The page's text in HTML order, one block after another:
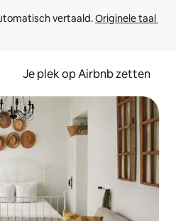
vertaald. Originele taal
Je plek op Airbnb zetten